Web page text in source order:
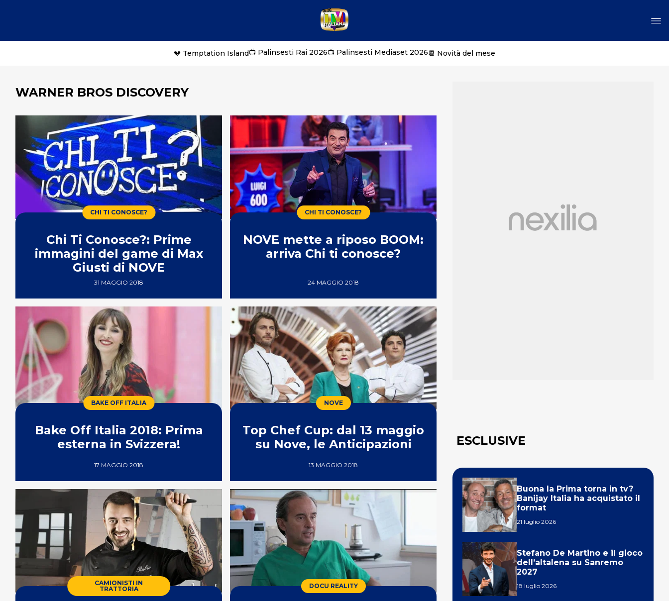
💔 Temptation Island📺 Palinsesti Rai 2026📺 Palinsesti Mediaset 2026📆 Novità del mese
WARNER BROS DISCOVERY
CHI TI CONOSCE?
Chi Ti Conosce?: Prime
immagini del game di Max
Giusti di NOVE
31 MAGGIO 2018
CHI TI CONOSCE?
NOVE mette a riposo BOOM:
arriva Chi ti conosce?
24 MAGGIO 2018
BAKE OFF ITALIA
Bake Off Italia 2018: Prima
esterna in Svizzera!
17 MAGGIO 2018
NOVE
Top Chef Cup: dal 13 maggio
su Nove, le Anticipazioni
13 MAGGIO 2018
CAMIONISTI IN
TRATTORIA
DOCU REALITY
ESCLUSIVE
Buona la Prima torna in tv?
Banijay Italia ha acquistato il
format
21 luglio 2026
Stefano De Martino e il gioco
dell’altalena su Sanremo
2027
18 luglio 2026